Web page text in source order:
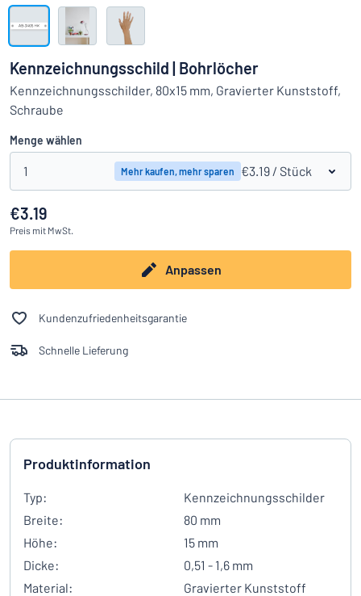
Das Gesuchte nicht gefunden? Schild hier entwerfen
Alle Kategorien anzeigen
Einloggen
Kennzeichnungsschild | Bohrlöcher
Kennzeichnungsschilder, 80x15 mm, Gravierter Kunststoff,
Schraube
Menge wählen
1 Mehr kaufen, mehr sparen €3.19 / Stück
€3.19
Preis mit MwSt.
Anpassen
Kundenzufriedenheitsgarantie
Schnelle Lieferung
Produktinformation
Typ:
Kennzeichnungsschilder
Breite:
80 mm
Höhe:
15 mm
Dicke:
0,51 - 1,6 mm
Material:
Gravierter Kunststoff